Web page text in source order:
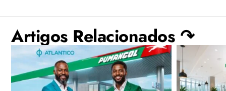
Artigos Relacionados ↷